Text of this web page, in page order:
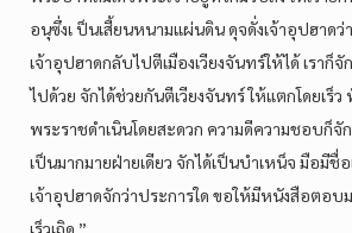
อนุซึ่งเ ป็นเสี้ยนหนามแผ่นดิน ดุจดั่งเจ้าอุปฮาดว่
เจ้าอุปฮาดกลับไปตีเมืองเวียงจันทร์ให้ได้ เรา
ไปด้วย จักได้ช่วยกันตีเวียงจันทร์ ให้แตกโดยเร็ว
พระราชดำเนินโดยสะดวก ความดีความชอบก็จั
เป็นมากมายฝ่ายเดียว จักได้เป็นบำเหน็จ มือมีชื่อ
เจ้าอุปฮาดจักว่าประการใด ขอให้มีหนังสือตอบม
เร็วเถิด ”